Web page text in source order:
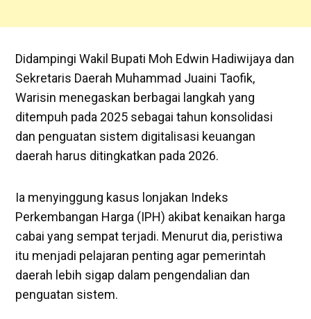
Didampingi Wakil Bupati Moh Edwin Hadiwijaya dan
Sekretaris Daerah Muhammad Juaini Taofik,
Warisin menegaskan berbagai langkah yang
ditempuh pada 2025 sebagai tahun konsolidasi
dan penguatan sistem digitalisasi keuangan
daerah harus ditingkatkan pada 2026.
‎Ia menyinggung kasus lonjakan Indeks
Perkembangan Harga (IPH) akibat kenaikan harga
cabai yang sempat terjadi. Menurut dia, peristiwa
itu menjadi pelajaran penting agar pemerintah
daerah lebih sigap dalam pengendalian dan
penguatan sistem.